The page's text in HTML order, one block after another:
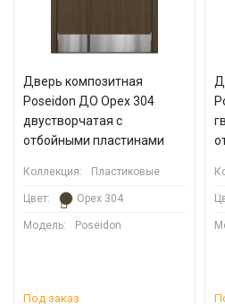
Дверь композитная
Poseidon ДО Орех 304
двустворчатая с
отбойными пластинами
Коллекция: Пластиковые
Цвет: Орех 304
Модель: Poseidon
Под заказ